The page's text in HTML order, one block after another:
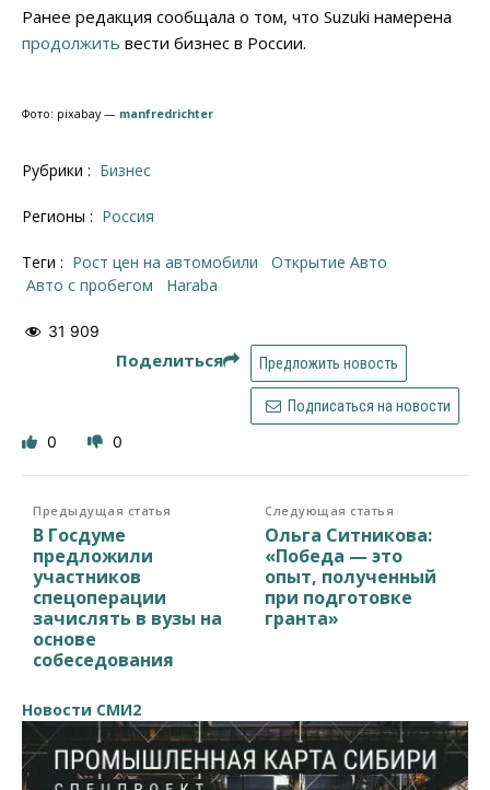
Ранее редакция сообщала о том, что Suzuki намерена
продолжить вести бизнес в России.
Фото: pixabay — manfredrichter
Рубрики : Бизнес
Регионы : Россия
Теги : рост цен на автомобили
Открытие Авто
авто с пробегом
Haraba
31 909
Поделиться Предложить новость
Подписаться на новости
0 0
Предыдущая статья
В Госдуме
предложили
участников
спецоперации
зачислять в вузы на
основе
собеседования
Следующая статья
Ольга Ситникова:
«Победа — это
опыт, полученный
при подготовке
гранта»
Новости СМИ2